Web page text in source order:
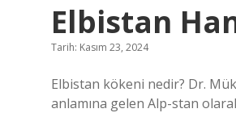
Elbistan
Tarih: Kasım 23, 2024
Elbistan kökeni nedir? Dr.
anlamına gelen Alp-stan